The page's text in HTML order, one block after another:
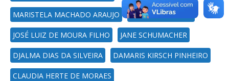
MARISTELA MACHADO ARAUJO LUCIANA RICHTER
JOSÉ LUIZ DE MOURA FILHO JANE SCHUMACHER
DJALMA DIAS DA SILVEIRA DAMARIS KIRSCH PINHEIRO
CLAUDIA HERTE DE MORAES